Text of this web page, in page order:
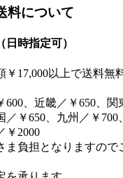
料について
日時指定可）
￥17,000以上で送料無
600、近畿／￥650、関
￥650、九州／￥700
￥2000
負担となりますので